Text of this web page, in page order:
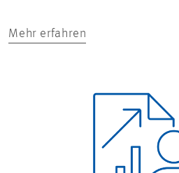
Mehr erfahren